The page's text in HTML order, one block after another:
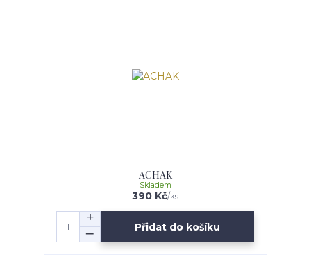
ACHAK
390 Kč/ks
Skladem
Přidat do košíku